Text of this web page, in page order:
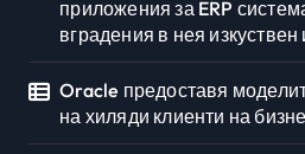
приложения за ERP
вградения в нея изкуствен
Oracle предоставя
на хиляди клиенти на